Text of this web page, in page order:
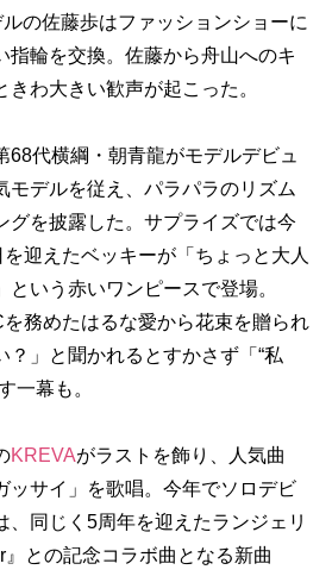
ルの佐藤歩はファッションショーに
指輪を交換。佐藤から舟山へのキ
きわ大きい歓声が起こった。
代横綱・朝青龍がモデルデビュ
モデルを従え、パラパラのリズム
グを披露した。サプライズでは今
迎えたベッキーが「ちょっと大人
という赤いワンピースで登場。
務めたはるな愛から花束を贈られ
？」と聞かれるとすかさず「“私
一幕も。
KREVAがラストを飾り、人気曲
ッサイ」を歌唱。今年でソロデビ
、同じく5周年を迎えたランジェリ
との記念コラボ曲となる新曲